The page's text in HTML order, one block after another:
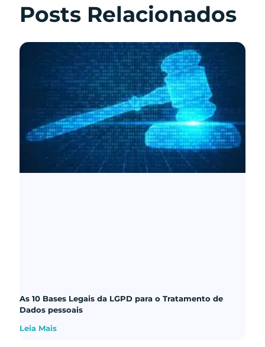
Posts Relacionados
As 10 Bases Legais da LGPD para o Tratamento de
Dados pessoais
Leia Mais